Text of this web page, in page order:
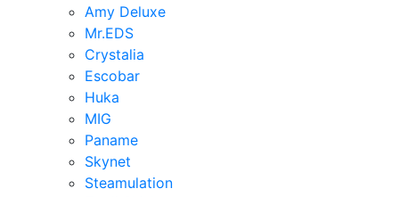
Amy Deluxe
Mr.EDS
Crystalia
Escobar
Huka
MIG
Paname
Skynet
Steamulation